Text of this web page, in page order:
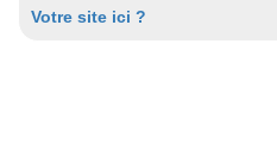
Votre site ici ?